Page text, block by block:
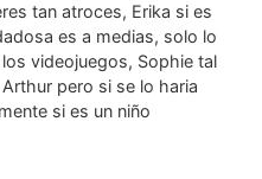
tan atroces, Erika si es
es a medias, solo lo
videojuegos, Sophie tal
pero si se lo haria
si es un niño